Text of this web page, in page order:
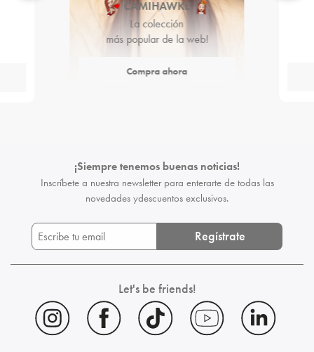
CAMIHAWKE
La colección
más popular de la web!
Compra ahora
¡Siempre tenemos buenas noticias!
Inscríbete a nuestra newsletter para enterarte de todas las
novedades ydescuentos exclusivos.
Regístrate
Let's be friends!